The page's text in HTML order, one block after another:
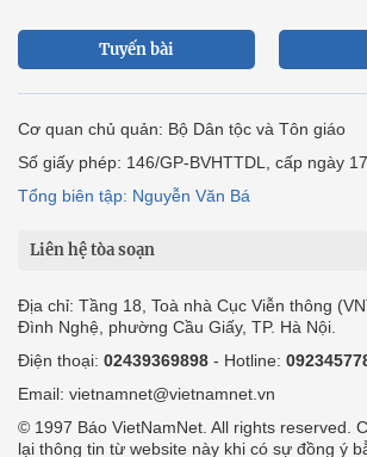
Tuyến bài
Cơ quan chủ quản: Bộ Dân tộc và Tôn giáo
Số giấy phép: 146/GP-BVHTTDL, cấp ngày
Tổng biên tập: Nguyễn Văn Bá
Liên hệ tòa soạn
Địa chỉ: Tầng 18, Toà nhà Cục Viễn thông
Đình Nghệ, phường Cầu Giấy, TP. Hà Nội.
Điện thoại: 02439369898 - Hotline:
Email: vietnamnet@vietnamnet.vn
© 1997 Báo VietNamNet. All rights reserved.
lại thông tin từ website này khi có sự đồng ý